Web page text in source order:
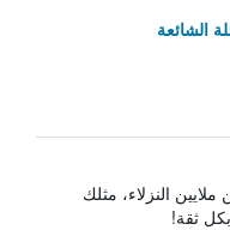
الشائعة
النزلاء، مثلك
ثقة!